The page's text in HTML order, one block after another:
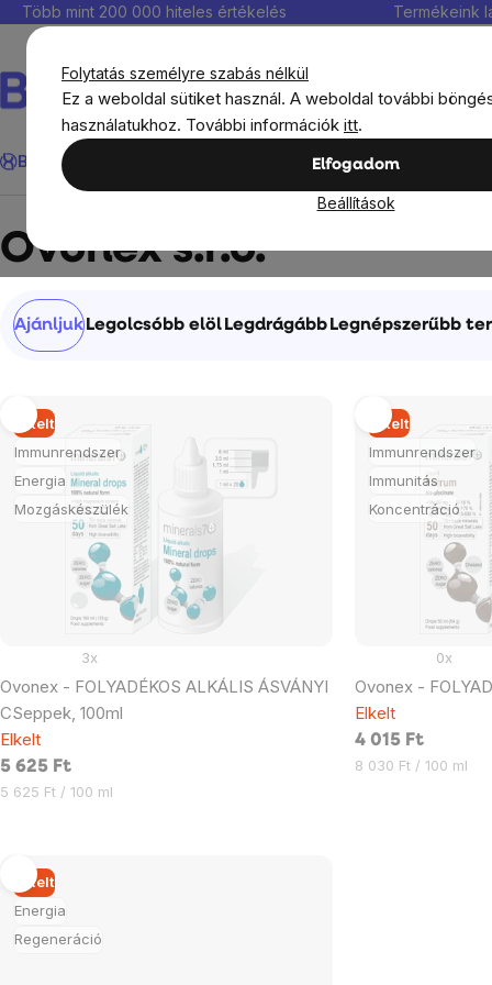
Folytatás személyre szabás nélkül
Ez a weboldal sütiket használ. A weboldal további
használatukhoz. További információk itt.
Elfogadom
Beállítások
Ugrás
tartalomhoz
Több mint 200 000 hiteles értékelés Termékeink
Keresés
BrainMax® Kedvezmények
Ovonex s.r.o.
Termékek
rendezése
Ajánljuk Legolcsóbb elöl Legdrágább Legnépszerűbb
Termékek
listája
Immunrendszer
Energia
Mozgáskészülék
Elkelt
Ovonex - FOLYADÉKOS ALKÁLIS ÁSVÁNYI
CSeppek, 100ml
3x
Elkelt
5 625 Ft
Egységár:
5 625 Ft / 100 ml
Immunrendszer
Immunitás
Koncentráció
Elkelt
Ovonex -
0x
Elkelt
4 015 Ft
Egységár:
8 030 Ft / 100 ml
Energia
Regeneráció
Elkelt